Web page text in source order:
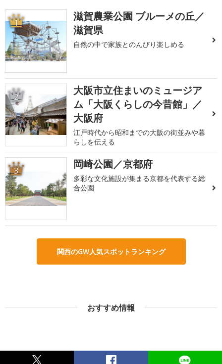
1
滋賀農業公園 ブルーメの丘／
滋賀県
自然の中で家族とのんびり楽しめる
2
大阪市立住まいのミュージア
ム「大阪くらしの今昔館」／
大阪府
江戸時代から昭和までの大阪の街並みや暮
らしを伝える
3 岡崎公園／京都府
多彩な文化施設が集まる京都を代表する総
合公園
関西のGW人気スポットランキング
おすすめ情報